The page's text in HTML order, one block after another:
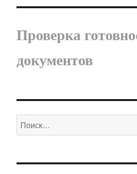
Проверка
документов
Искать: